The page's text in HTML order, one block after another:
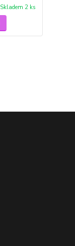
Skladem 2 ks